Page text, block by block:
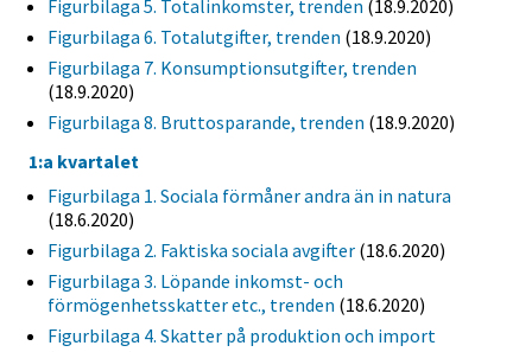
Figurbilaga 5. Totalinkomster, trenden (18.9.2020)
Figurbilaga 6. Totalutgifter, trenden (18.9.2020)
Figurbilaga 7. Konsumptionsutgifter, trenden
(18.9.2020)
Figurbilaga 8. Bruttosparande, trenden (18.9.2020)
1:a kvartalet
Figurbilaga 1. Sociala förmåner andra än in natura
(18.6.2020)
Figurbilaga 2. Faktiska sociala avgifter (18.6.2020)
Figurbilaga 3. Löpande inkomst- och
förmögenhetsskatter etc., trenden (18.6.2020)
Figurbilaga 4. Skatter på produktion och import